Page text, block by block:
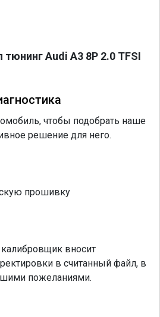
тюнинг Audi A3 8P 2.0 TFSI
чтобы подобрать наше
решение для него.
прошивку
вносит
в считанный файл, в
пожеланиями.